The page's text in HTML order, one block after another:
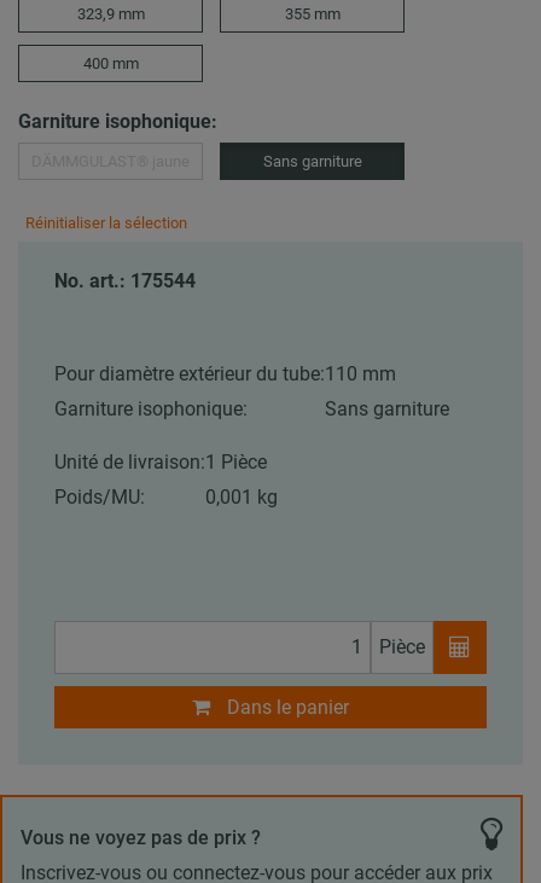
323,9 mm 355 mm
400 mm
Garniture isophonique:
Sans garniture
Réinitialiser la sélection
No. art.: 175544
Pour diamètre extérieur du tube:110 mm
Garniture isophonique:
Sans garniture
Unité de livraison:1 Pièce
Poids/MU:
0,001 kg
Pièce
Dans le panier
Vous ne voyez pas de prix ?
Inscrivez-vous ou connectez-vous pour accéder aux prix